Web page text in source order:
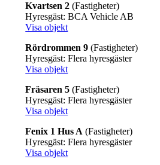
Kvartsen 2 (Fastigheter)
Hyresgäst: BCA Vehicle AB
Visa objekt
Rördrommen 9 (Fastigheter)
Hyresgäst: Flera hyresgäster
Visa objekt
Fräsaren 5 (Fastigheter)
Hyresgäst: Flera hyresgäster
Visa objekt
Fenix 1 Hus A (Fastigheter)
Hyresgäst: Flera hyresgäster
Visa objekt